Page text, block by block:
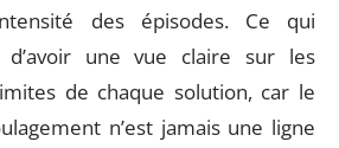
des épisodes. Ce qui
d’avoir une vue claire sur les
de chaque solution, car le
n’est jamais une ligne